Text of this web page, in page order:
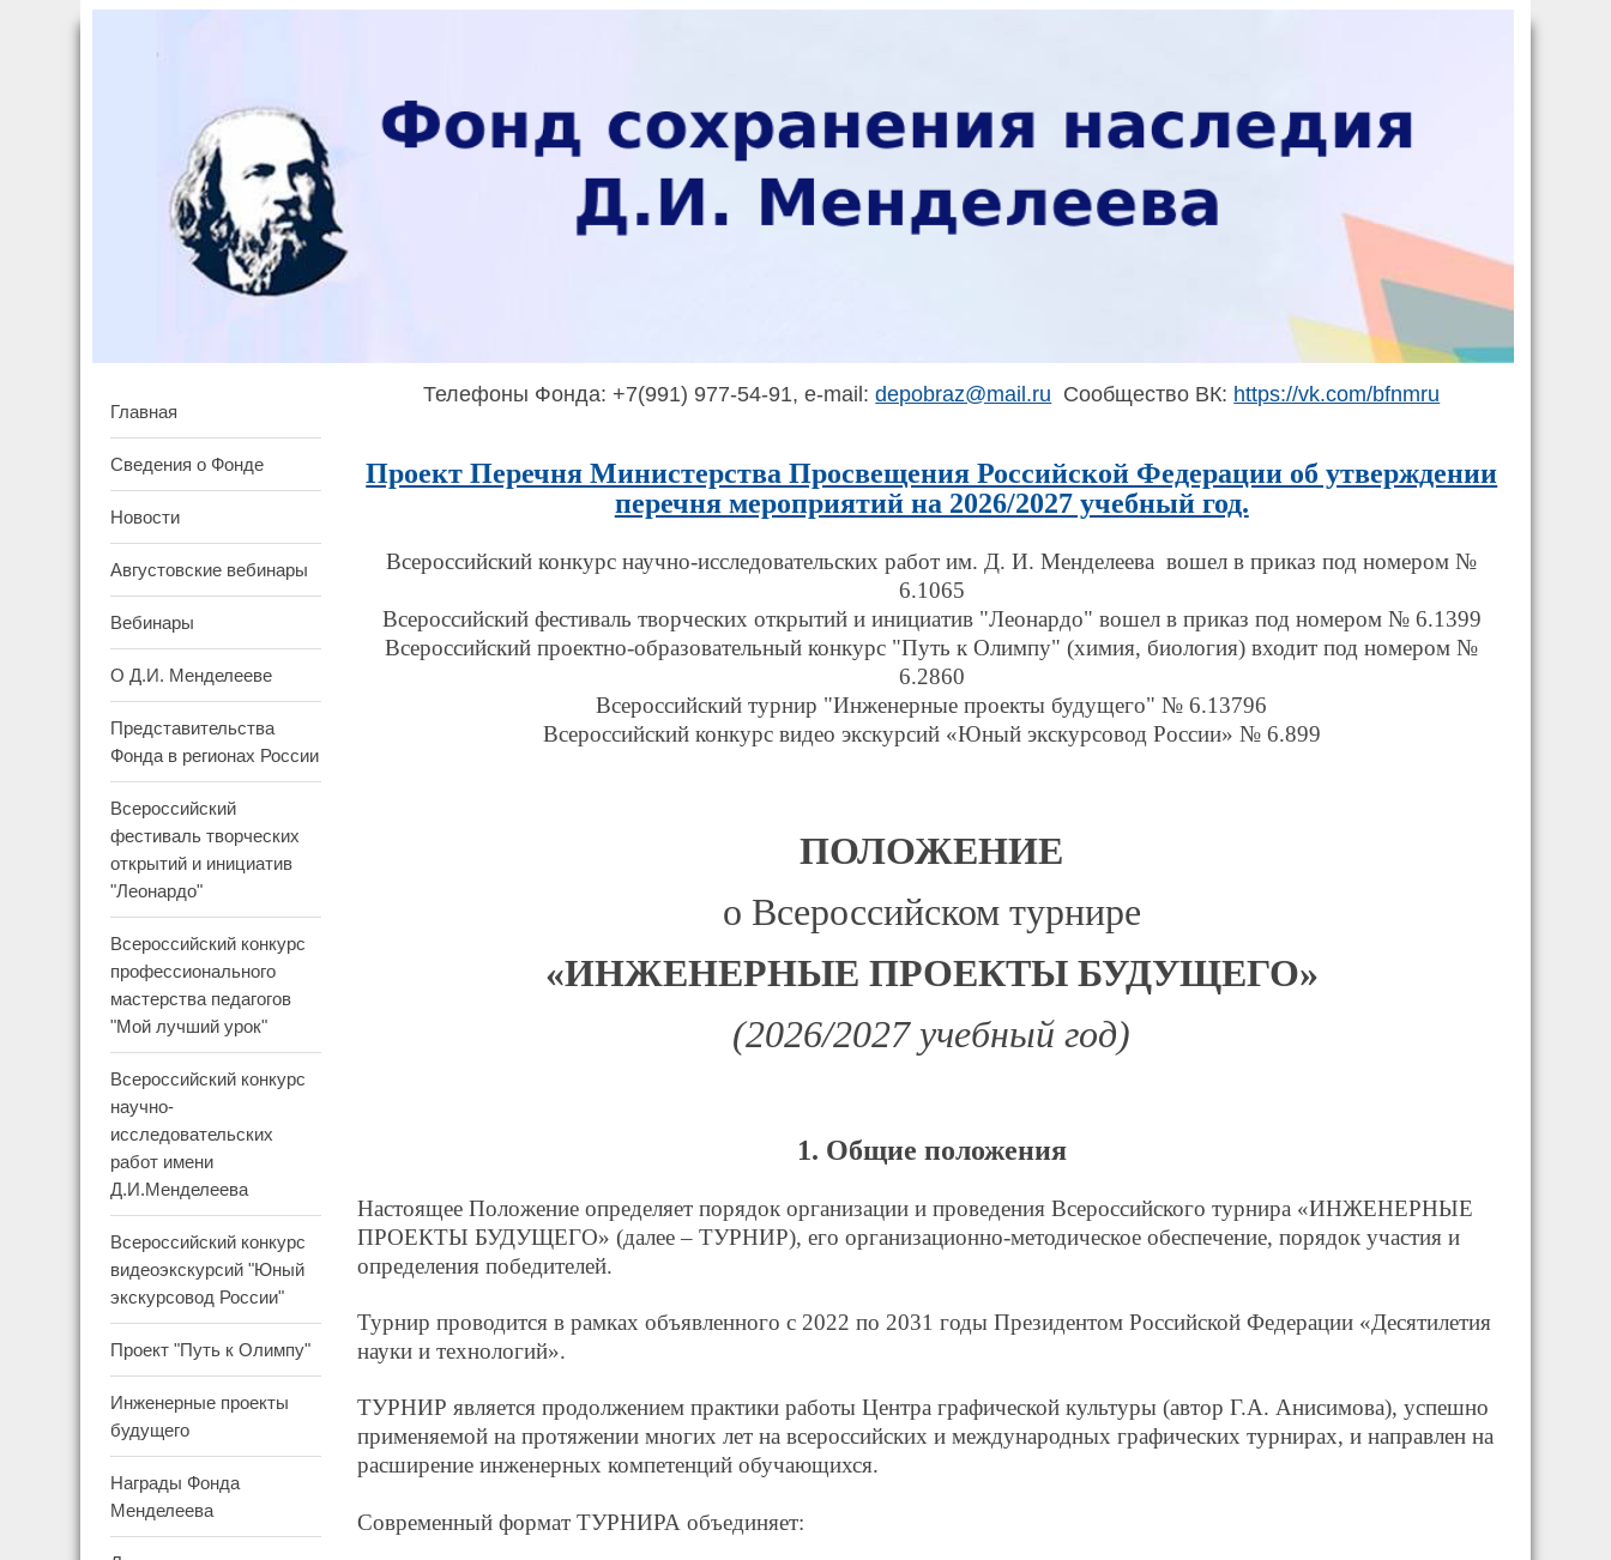
Главная
Сведения о Фонде
Новости
Августовские вебинары
Вебинары
О Д.И. Менделееве
Представительства
Фонда в регионах России
Всероссийский
фестиваль творческих
открытий и инициатив
"Леонардо"
Всероссийский конкурс
профессионального
мастерства педагогов
"Мой лучший урок"
Всероссийский конкурс
научно-
исследовательских
работ имени
Д.И.Менделеева
Всероссийский конкурс
видеоэкскурсий "Юный
экскурсовод России"
Проект "Путь к Олимпу"
Инженерные проекты
будущего
Награды Фонда
Менделеева
Телефоны Фонда: +7(991) 977-54-91, e-mail:depobraz@mail.ru Сообщество ВК: https://vk.com/bfnmru
Проект Перечня Министерства Просвещения Российской Федерации об утверждении
перечня мероприятий на 2026/2027 учебный год.
Всероссийский конкурс научно-исследовательских работ им. Д. И. Менделеева вошел в приказ подномером №
6.1065
Всероссийский фестиваль творческих открытий и инициатив "Леонардо" вошел в приказ под номером № 6.1399
Всероссийский проектно-образовательный конкурс "Путь к Олимпу" (химия, биология) входит под номером №
6.2860
Всероссийский турнир "Инженерные проекты будущего" № 6.13796
Всероссийский конкурс видео экскурсий «Юный экскурсовод России» № 6.899
ПОЛОЖЕНИЕ
о Всероссийском турнире
«ИНЖЕНЕРНЫЕ ПРОЕКТЫ БУДУЩЕГО»
(2026/2027 учебный год)
1. Общие положения
Настоящее Положение определяет порядок организации и проведения Всероссийского турнира «ИНЖЕНЕРНЫЕ
ПРОЕКТЫ БУДУЩЕГО» (далее – ТУРНИР), его организационно-методическое обеспечение, порядок участия и
определения победителей.
Турнир проводится в рамках объявленного с 2022 по 2031 годы Президентом Российской Федерации «Десятилетия
науки и технологий».
ТУРНИР является продолжением практики работы Центра графической культуры (автор Г.А. Анисимова), успешно
применяемой на протяжении многих лет на всероссийских и международных графических турнирах, и направлен на
расширение инженерных компетенций обучающихся.
Современный формат ТУРНИРА объединяет: